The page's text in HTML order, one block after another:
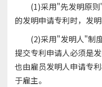
(1)采用"先发明原则"
的发明申请专利时，发
(2)采用"发明人"制度
提交专利申请人必须是
也由雇员发明人申请专
于雇主。